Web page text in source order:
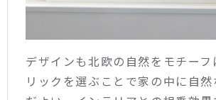
デザインも北欧の自然をモチー
リックを選ぶことで家の中に自